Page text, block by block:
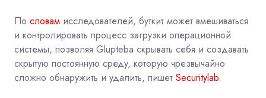
По словам исследователей, буткит может вмешиваться
и контролировать процесс загрузки операционной
системы, позволяя Glupteba скрывать себя и создавать
скрытую постоянную среду, которую чрезвычайно
сложно обнаружить и удалить, пишет Securitylab.